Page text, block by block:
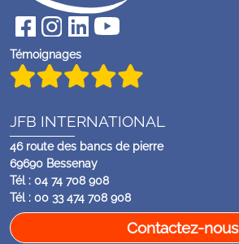
Témoignages
JFB INTERNATIONAL
46 route des bancs de pierre
69690 Bessenay
Tél : 04 74 708 908
Tél : 00 33 474 708 908
Contactez-nous